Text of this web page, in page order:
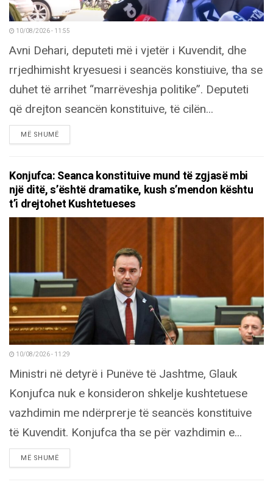
10/08/2026 - 11:55
Avni Dehari, deputeti më i vjetër i Kuvendit, dhe
rrjedhimisht kryesuesi i seancës konstiuive, tha se
duhet të arrihet “marrëveshja politike”. Deputeti
që drejton seancën konstituive, të cilën...
MË SHUMËDETAILS
Konjufca: Seanca konstituive mund të zgjasë mbi
një ditë, s’është dramatike, kush s’mendon kështu
t’i drejtohet Kushtetueses
10/08/2026 - 11:29
Ministri në detyrë i Punëve të Jashtme, Glauk
Konjufca nuk e konsideron shkelje kushtetuese
vazhdimin me ndërprerje të seancës konstituive
të Kuvendit. Konjufca tha se për vazhdimin e...
MË SHUMËDETAILS